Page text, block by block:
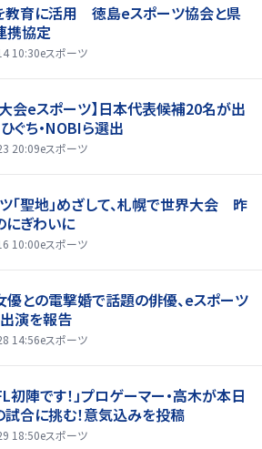
教育に活用 徳島eスポーツ協会と県
携協定
10:30eスポーツ
大会eスポーツ】日本代表候補20名が出
ぐち・NOBIら選出
20:09eスポーツ
「聖地」めざして、札幌で世界大会 昨
ぎわいに
10:00eスポーツ
優との電撃婚で話題の俳優、eスポーツ
演を報告
14:56eスポーツ
初陣です！」プロゲーマー・高木が本日
合に挑む！意気込みを投稿
18:50eスポーツ